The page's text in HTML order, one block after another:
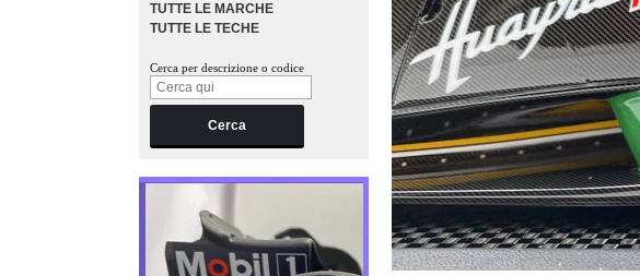
TUTTE LE MARCHE
TUTTE LE TECHE
Cerca per descrizione o codice
Cerca